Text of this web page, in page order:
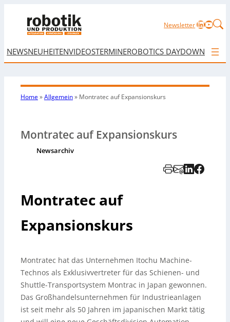
NewsletterLinkedIn
NEWSNEUHEITENVIDEOSTERMINEROBOTICS DAYDOWNLOAD
Home»Allgemein» Montratec auf Expansionskurs
Montratec auf Expansionskurs
Newsarchiv
Montratec auf
Expansionskurs
Montratec hat das Unternehmen Itochu Machine-
Technos als Exklusivvertreter für das Schienen- und
Shuttle-Transportsystem Montrac in Japan gewonnen.
Das Großhandelsunternehmen für Industrieanlagen
ist seit mehr als 50 Jahren im japanischen Markt tätig